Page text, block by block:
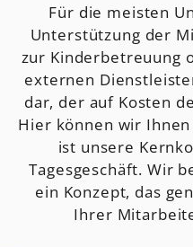
Für die meisten
Unterstützung der
zur Kinderbetreuung
externen
dar, der auf Kosten
Hier können wir
ist unsere
Tagesgeschäft. Wir
ein Konzept, das
Ihrer